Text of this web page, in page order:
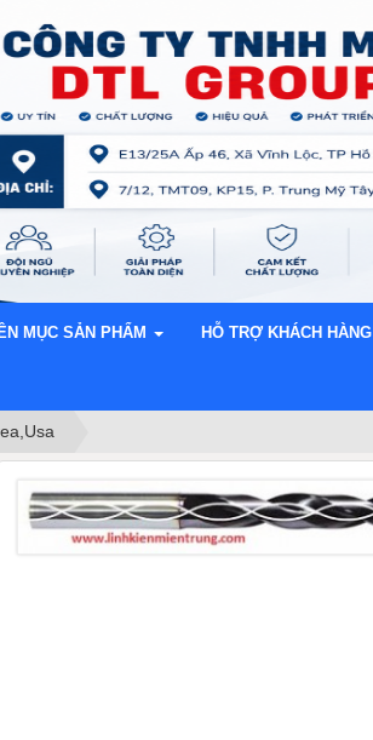
MỤC SẢN PHẨM HỖ TRỢ KHÁCH HÀNG